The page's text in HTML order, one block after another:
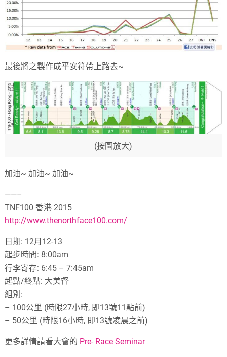
最後將之製作成平安符帶上路去~
(按圖放大)
加油~ 加油~ 加油~
——–
TNF100 香港 2015
http://www.thenorthface100.com/
日期: 12月12-13
起步時間: 8:00am
行李寄存: 6:45 – 7:45am
起點/終點: 大美督
組別:
– 100公里 (時限27小時, 即13號11點前)
– 50公里 (時限16小時, 即13號凌晨之前)
更多詳情請看大會的 Pre- Race Seminar